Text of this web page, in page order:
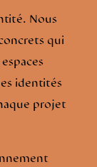
Nous
qui
identités
projet